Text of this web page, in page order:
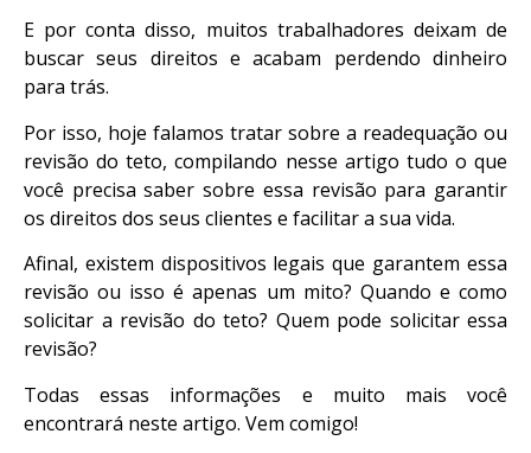
E por conta disso, muitos trabalhadores deixam de
buscar seus direitos e acabam perdendo dinheiro
para trás.
Por isso, hoje falamos tratar sobre a readequação ou
revisão do teto, compilando nesse artigo tudo o que
você precisa saber sobre essa revisão para garantir
os direitos dos seus clientes e facilitar a sua vida.
Afinal, existem dispositivos legais que garantem essa
revisão ou isso é apenas um mito? Quando e como
solicitar a revisão do teto? Quem pode solicitar essa
revisão?
Todas essas informações e muito mais você
encontrará neste artigo. Vem comigo!